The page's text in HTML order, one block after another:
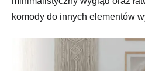
komody do innych elementów